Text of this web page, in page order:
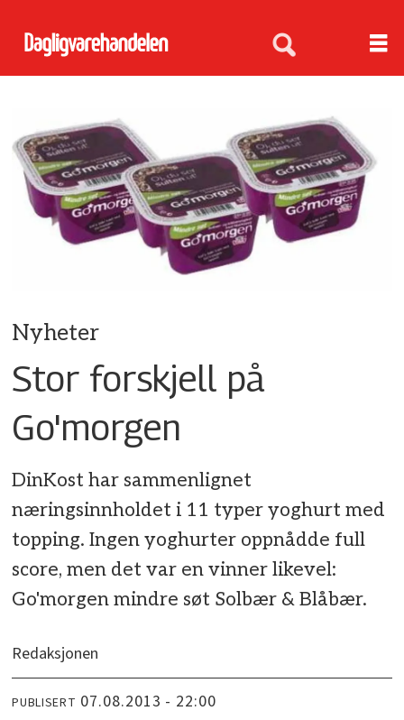
Nyheter
Stor forskjell på
Go'morgen
DinKost har sammenlignet
næringsinnholdet i 11 typer yoghurt med
topping. Ingen yoghurter oppnådde full
score, men det var en vinner likevel:
Go'morgen mindre søt Solbær & Blåbær.
Redaksjonen
PUBLISERT 07.08.2013 - 22:00